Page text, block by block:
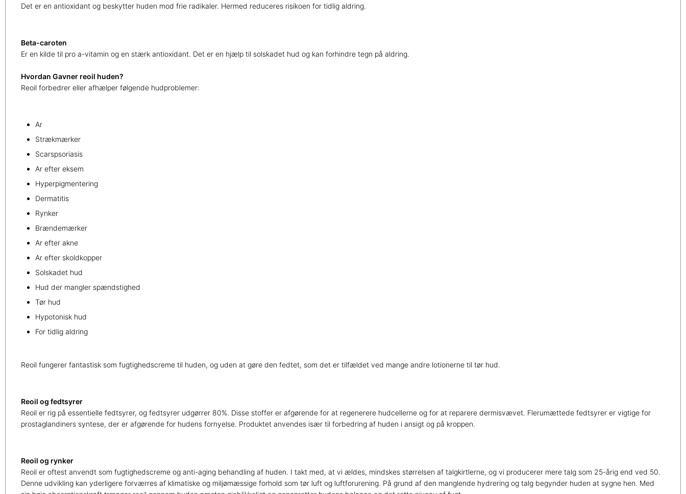
Det er en antioxidant og beskytter huden mod frie radikaler. Hermed reduceres risikoen for tidlig aldring.
Beta-caroten
Er en kilde til pro a-vitamin og en stærk antioxidant. Det er en hjælp til solskadet hud og kan forhindre tegn på aldring.
Hvordan Gavner reoil huden?
Reoil forbedrer eller afhælper følgende hudproblemer:
Ar
Strækmærker
Scarspsoriasis
Ar efter eksem
Hyperpigmentering
Dermatitis
Rynker
Brændemærker
Ar efter akne
Ar efter skoldkopper
Solskadet hud
Hud der mangler spændstighed
Tør hud
Hypotonisk hud
For tidlig aldring
Reoil fungerer fantastisk som fugtighedscreme til huden, og uden at gøre den fedtet, som det er tilfældet ved mange andre lotionerne til tør hud.
Reoil og fedtsyrer
Reoil er rig på essentielle fedtsyrer, og fedtsyrer udgørrer 80%. Disse stoffer er afgørende for at regenerere hudcellerne og for at reparere dermisvævet. Flerumættede fedtsyrer er vigtige for
prostaglandiners syntese, der er afgørende for hudens fornyelse. Produktet anvendes især til forbedring af huden i ansigt og på kroppen.
Reoil og rynker
Reoil er oftest anvendt som fugtighedscreme og anti-aging behandling af huden. I takt med, at vi ældes, mindskes størrelsen af talgkirtlerne, og vi producerer mere talg som 25-årig end ved 50.
Denne udvikling kan yderligere forværres af klimatiske og miljømæssige forhold som tør luft og luftforurening. På grund af den manglende hydrering og talg begynder huden at sygne hen. Med